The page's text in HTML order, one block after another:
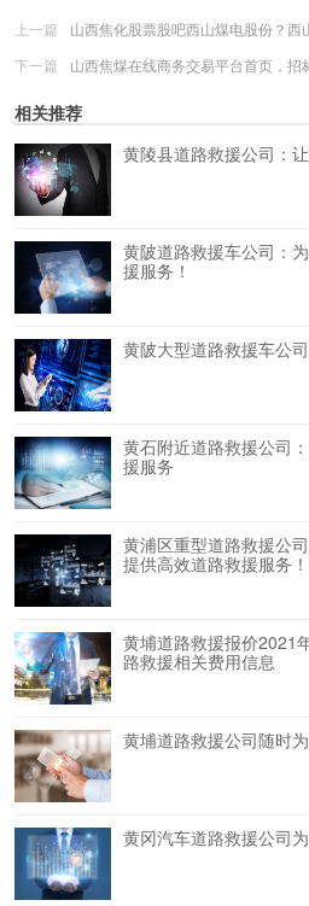
上一篇
山西焦化股票股吧西山煤电股份？西
下一篇
山西焦煤在线商务交易平台首页，招
相关推荐
黄陵县道路救援公司：
黄陂道路救援车公司：
援服务！
黄陂大型道路救援车公
黄石附近道路救援公司
援服务
黄浦区重型道路救援公
提供高效道路救援服务！
黄埔道路救援报价2021
路救援相关费用信息
黄埔道路救援公司随时为
黄冈汽车道路救援公司